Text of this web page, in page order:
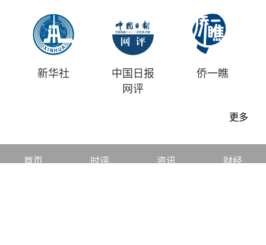
新华社
中国日报
网评
侨一瞧
更多
首页 时评 资讯 财经